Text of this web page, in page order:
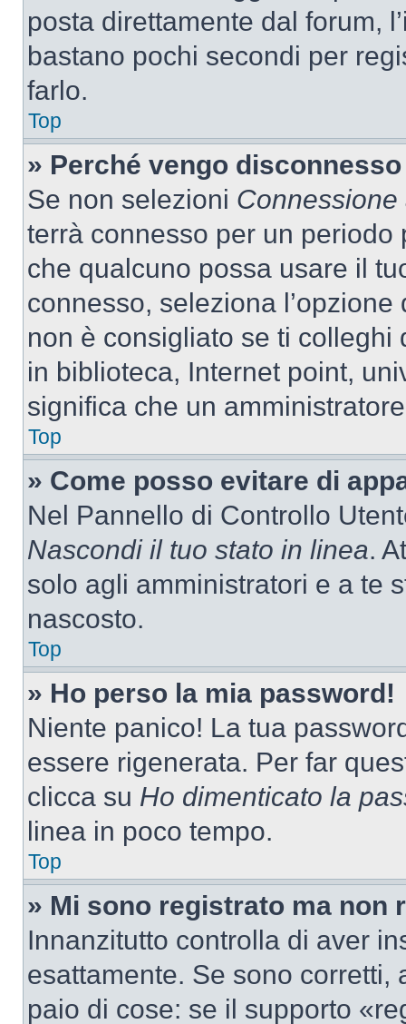
posta direttamente dal forum,
bastano pochi secondi per
farlo.
Top
» Perché vengo
Se non selezioni
terrà connesso per un
che qualcuno possa usare il
connesso, seleziona
non è consigliato se ti
in biblioteca, Internet point,
significa che un
Top
» Come posso evitare di
Nel Pannello di Controllo
Nascondi il tuo stato in linea.
solo agli amministratori e a te
nascosto.
Top
» Ho perso la mia password!
Niente panico! La tua
essere rigenerata. Per far
clicca su Ho dimenticato la
linea in poco tempo.
Top
» Mi sono registrato ma non
Innanzitutto controlla di aver
esattamente. Se sono
paio di cose: se il supporto